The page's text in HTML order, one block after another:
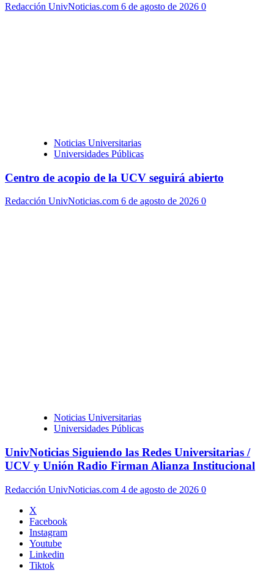
Redacción UnivNoticias.com 6 de agosto de 2026 0
Noticias Universitarias
Universidades Públicas
Centro de acopio de la UCV seguirá abierto
Redacción UnivNoticias.com 6 de agosto de 2026 0
Noticias Universitarias
Universidades Públicas
UnivNoticias Siguiendo las Redes Universitarias /
UCV y Unión Radio Firman Alianza Institucional
Redacción UnivNoticias.com 4 de agosto de 2026 0
X
Facebook
Instagram
Youtube
Linkedin
Tiktok